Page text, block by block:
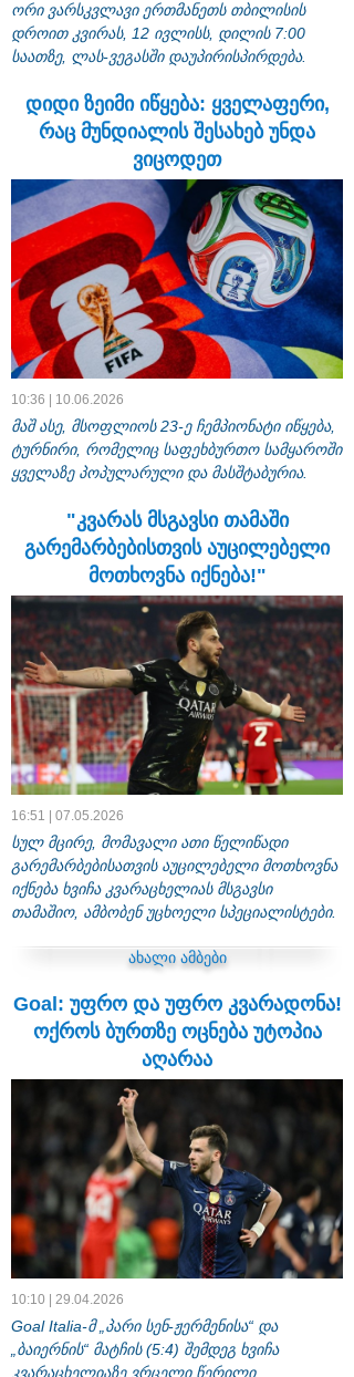
ორი ვარსკვლავი ერთმანეთს თბილისის
დროით კვირას, 12 ივლისს, დილის 7:00
საათზე, ლას-ვეგასში დაუპირისპირდება.
დიდი ზეიმი იწყება: ყველაფერი,
რაც მუნდიალის შესახებ უნდა
ვიცოდეთ
10:36 | 10.06.2026
მაშ ასე, მსოფლიოს 23-ე ჩემპიონატი იწყება,
ტურნირი, რომელიც საფეხბურთო სამყაროში
ყველაზე პოპულარული და მასშტაბურია.
"კვარას მსგავსი თამაში
გარემარბებისთვის აუცილებელი
მოთხოვნა იქნება!"
16:51 | 07.05.2026
სულ მცირე, მომავალი ათი წელიწადი
გარემარბებისათვის აუცილებელი მოთხოვნა
იქნება ხვიჩა კვარაცხელიას მსგავსი
თამაშიო, ამბობენ უცხოელი სპეციალისტები.
ახალი ამბები
Goal: უფრო და უფრო კვარადონა!
ოქროს ბურთზე ოცნება უტოპია
აღარაა
10:10 | 29.04.2026
Goal Italia-მ „პარი სენ-ჟერმენისა“ და
„ბაიერნის“ მატჩის (5:4) შემდეგ ხვიჩა
კვარაცხელიაზე ვრცელი წერილი